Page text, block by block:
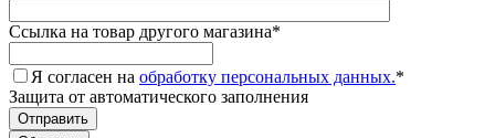
Ссылка на товар другого магазина*
Я согласен на обработку персональных данных.*
Защита от автоматического заполнения